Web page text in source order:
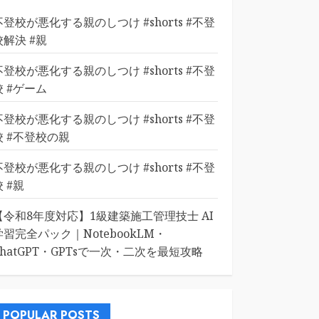
登校が悪化する親のしつけ #shorts #不登
解決 #親
登校が悪化する親のしつけ #shorts #不登
#ゲーム
登校が悪化する親のしつけ #shorts #不登
#不登校の親
登校が悪化する親のしつけ #shorts #不登
#親
令和8年度対応】1級建築施工管理技士 AI
習完全パック｜NotebookLM・
・GPTsで一次・二次を最短攻略
POPULAR POSTS